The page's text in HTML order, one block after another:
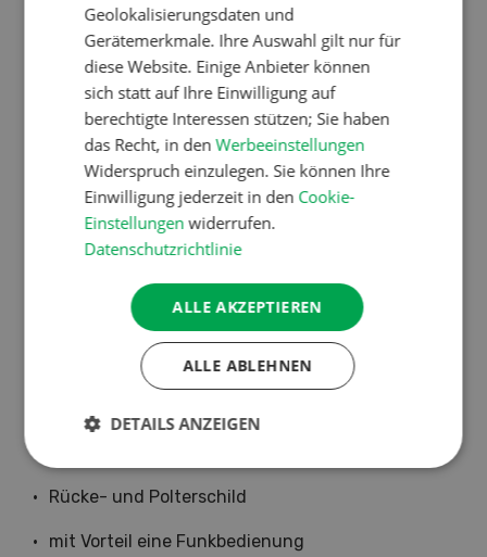
Tonne Zugkraft sind zehn bis zwölf PS
erforderlich. Dies nicht wegen der
Zapfwellenleistung, sondern wegen des
Gewichts des Zugfahrzeugs. Einen grossen
Vorteil bieten funkgesteuerte Winden. Die
Mehrkosten können durch Zeitersparnis und
Sicherheitsgewinn wettgemacht werden. Die
Seilwinde muss in einwandfreiem Zustand sein
und dem heutigen Stand der Technik
Heckschutzgitter
Totmannschaltung
Rücke- und Polterschild
mit Vorteil eine Funkbedienung
Geolokalisierungsdaten und
Gerätemerkmale. Ihre Auswahl gilt nur für
diese Website. Einige Anbieter können
sich statt auf Ihre Einwilligung auf
berechtigte Interessen stützen; Sie haben
das Recht, in denWerbeeinstellungen
Widerspruch einzulegen. Sie können Ihre
Einwilligung jederzeit in den Cookie-
Einstellungen widerrufen.
Datenschutzrichtlinie
ALLE AKZEPTIEREN
ALLE ABLEHNEN
DETAILS ANZEIGEN